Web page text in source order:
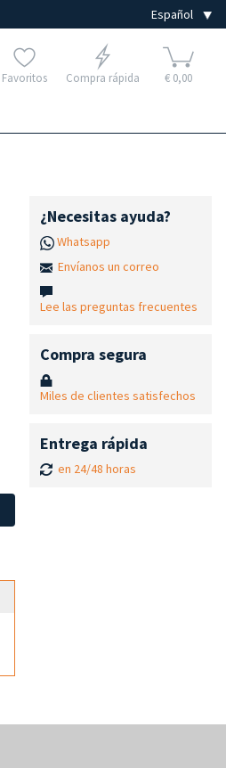
Favoritos Compra rápida € 0,00
¿Necesitas ayuda?
Whatsapp
Envíanos un correo
Lee las preguntas frecuentes
Compra segura
Miles de clientes satisfechos
Entrega rápida
en 24/48 horas